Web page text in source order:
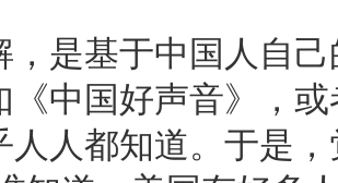
，是基于中国人自
《中国好声音》，
人人都知道。于是